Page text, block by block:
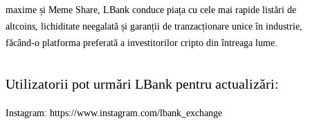
maxime și Meme Share, LBank conduce piața cu cele mai rapide listări de
altcoins, lichiditate neegalată și garanții de tranzacționare unice în industrie,
făcând-o platforma preferată a investitorilor cripto din întreaga lume.
Utilizatorii pot urmări LBank pentru actualizări:
Instagram: https://www.instagram.com/lbank_exchange